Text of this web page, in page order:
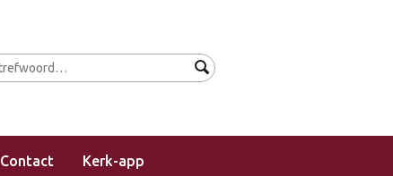
Contact Kerk-app